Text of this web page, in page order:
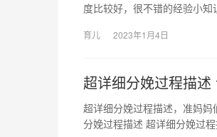
度比较好，很不错的经验小
育儿 2023年1月4日
超详细分娩过程描
超详细分娩过程描述，准妈
分娩过程描述 超详细分娩过